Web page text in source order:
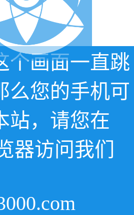
个画面一直跳
么您的手机可
站，请您在
器访问我们